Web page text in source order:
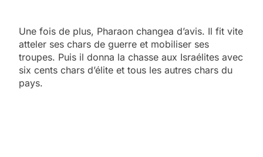
Une fois de plus, Pharaon changea d’avis. Il fit vite
atteler ses chars de guerre et mobiliser ses
troupes. Puis il donna la chasse aux Israélites avec
six cents chars d’élite et tous les autres chars du
pays.